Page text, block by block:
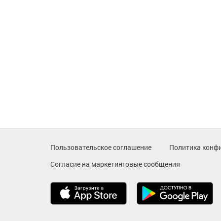
Пользовательское соглашение Политика
Согласие на маркетинговые сообщения